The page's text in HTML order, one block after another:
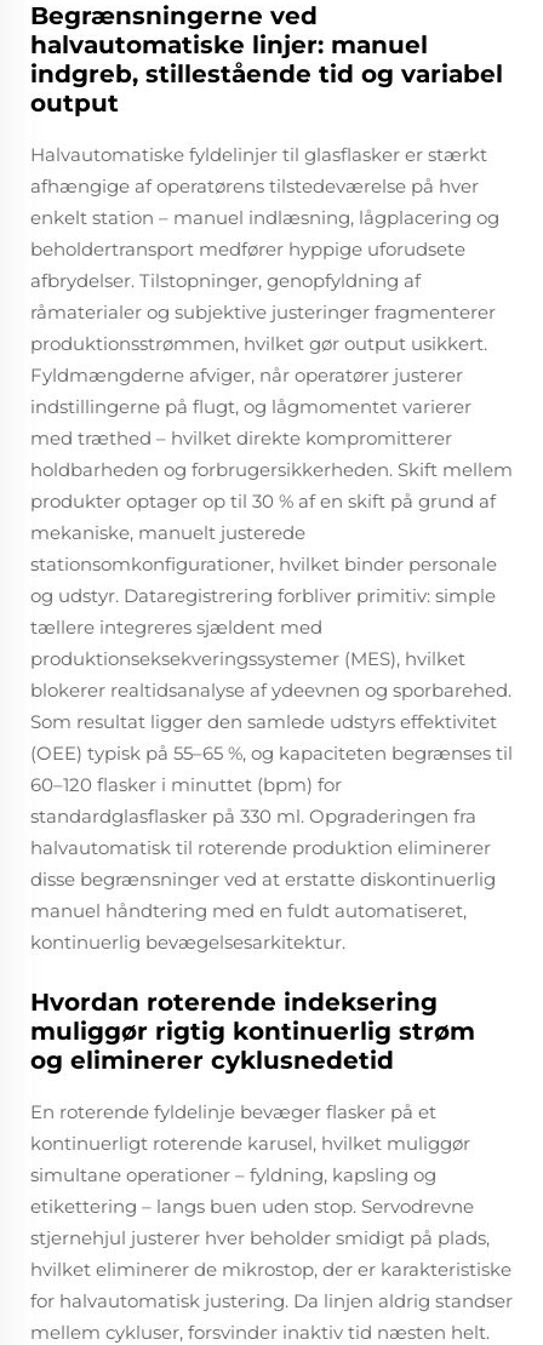
Begrænsningerne ved
halvautomatiske linjer: manuel
indgreb, stillestående tid og variabel
output
Halvautomatiske fyldelinjer til glasflasker er stærkt
afhængige af operatørens tilstedeværelse på hver
enkelt station – manuel indlæsning, lågplacering og
beholdertransport medfører hyppige uforudsete
afbrydelser. Tilstopninger, genopfyldning af
råmaterialer og subjektive justeringer fragmenterer
produktionsstrømmen, hvilket gør output usikkert.
Fyldmængderne afviger, når operatører justerer
indstillingerne på flugt, og lågmomentet varierer
med træthed – hvilket direkte kompromitterer
holdbarheden og forbrugersikkerheden. Skift mellem
produkter optager op til 30 % af en skift på grund af
mekaniske, manuelt justerede
stationsomkonfigurationer, hvilket binder personale
og udstyr. Dataregistrering forbliver primitiv: simple
tællere integreres sjældent med
produktionseksekveringssystemer (MES), hvilket
blokerer realtidsanalyse af ydeevnen og sporbarehed.
Som resultat ligger den samlede udstyrs effektivitet
(OEE) typisk på 55–65 %, og kapaciteten begrænses til
60–120 flasker i minuttet (bpm) for
standardglasflasker på 330 ml. Opgraderingen fra
halvautomatisk til roterende produktion eliminerer
disse begrænsninger ved at erstatte diskontinuerlig
manuel håndtering med en fuldt automatiseret,
kontinuerlig bevægelsesarkitektur.
Hvordan roterende indeksering
muliggør rigtig kontinuerlig strøm
og eliminerer cyklusnedetid
En roterende fyldelinje bevæger flasker på et
kontinuerligt roterende karusel, hvilket muliggør
simultane operationer – fyldning, kapsling og
etikettering – langs buen uden stop. Servodrevne
stjernehjul justerer hver beholder smidigt på plads,
hvilket eliminerer de mikrostop, der er karakteristiske
for halvautomatisk justering. Da linjen aldrig standser
mellem cykluser, forsvinder inaktiv tid næsten helt.